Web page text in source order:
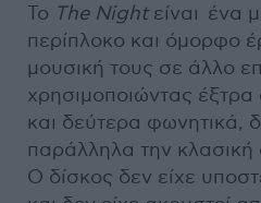
Το The Nightείναι ένα
περίπλοκο και όμορφο
μουσική τους σε άλλο
χρησιμοποιώντας
και δεύτερα φωνητικά,
παράλληλα την
Ο δίσκος δεν είχε